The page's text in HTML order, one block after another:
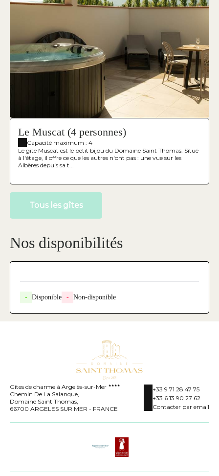
Le Muscat (4 personnes)
Capacité maximum : 4
Le gîte Muscat est le petit bijou du Domaine Saint Thomas. Situé
à l'étage, il offre ce que les autres n'ont pas : une vue sur les
Albères depuis sa t...
Tous les gîtes
Nos disponibilités
- Disponible - Non-disponible
Gîtes de charme à Argelès-sur-Mer
Chemin De La Salanque,
Domaine Saint Thomas,
66700 ARGELES SUR MER - FRANCE
+33 9 71 28 47 75
+33 6 13 90 27 62
Contacter par email